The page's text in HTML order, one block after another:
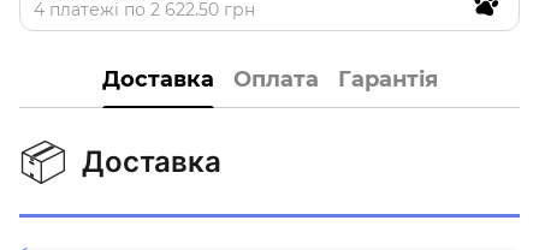
4 платежі по 2 622.50 грн
Доставка Оплата Гарантія
📦 Доставка